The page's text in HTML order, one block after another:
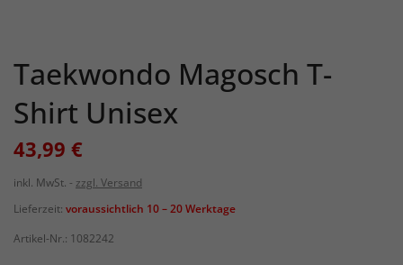
Taekwondo Magosch T-
Shirt Unisex
43,99 €
inkl. MwSt.
zzgl. Versand
Lieferzeit: voraussichtlich 10 – 20 Werktage
Artikel-Nr.: 1082242